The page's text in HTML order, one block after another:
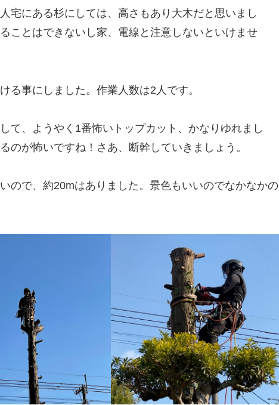
宅にある杉にしては、高さもあり大木だと思いまし
ことはできないし家、電線と注意しないといけませ
る事にしました。作業人数は2人です。
て、ようやく1番怖いトップカット、かなりゆれまし
のが怖いですね！さあ、断幹していきましょう。
ので、約20mはありました。景色もいいのでなかなかの